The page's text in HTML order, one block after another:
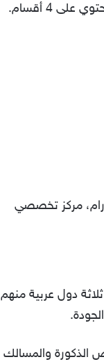
تحتل المشفى الترتيب 3140 حسب التصنيف العالمي. وهي واحدة من أكبر المؤسسات الطبية في الشرق الأوسط، حيث تحتوي على 4 أقسام.
الأورام، مركز تخصصي
5569 عالميًا، وتقدم خدماتها في ثلاثة دول عربية منهم
الذكورة والمسالك